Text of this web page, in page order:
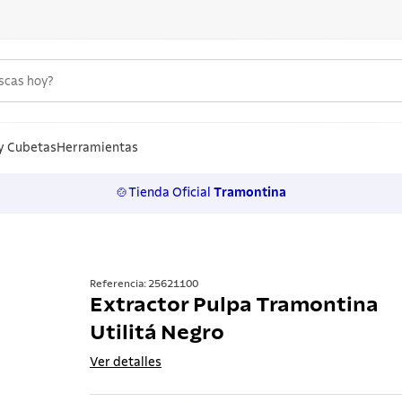
Cubetas Herramientas
🍲Tienda Oficial Tramontina
Referencia: 25621100
Extractor Pulpa Tramontina
Utilitá Negro
Ver detalles